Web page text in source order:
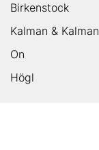
Birkenstock
Kalman & Kalman
On
Högl